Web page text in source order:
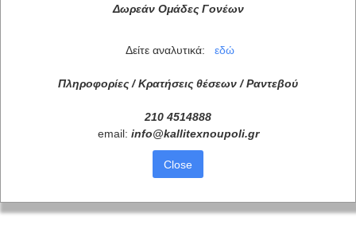
Δωρεάν Ομάδες Γονέων
Δείτε αναλυτικά: εδώ
Πληροφορίες / Κρατήσεις θέσεων / Ραντεβού
210 4514888
email: info@kallitexnoupoli.gr
Close